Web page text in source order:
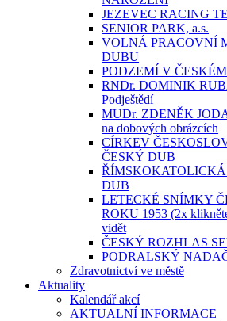
JEZEVEC RACING
SENIOR PARK, a.s.
VOLNÁ PRACOVNÍ
DUBU
PODZEMÍ V
RNDr. DOMINIK
Podještědí
MUDr. ZDENĚK
na dobových obrázcích
CÍRKEV
ČESKÝ DUB
DUB
LETECKÉ SNÍMKY
ROKU 1953 (2x
vidět
ČESKÝ ROZHLAS
PODRALSKÝ
Zdravotnictví ve městě
Aktuality
Kalendář akcí
AKTUALNÍ INFORMACE